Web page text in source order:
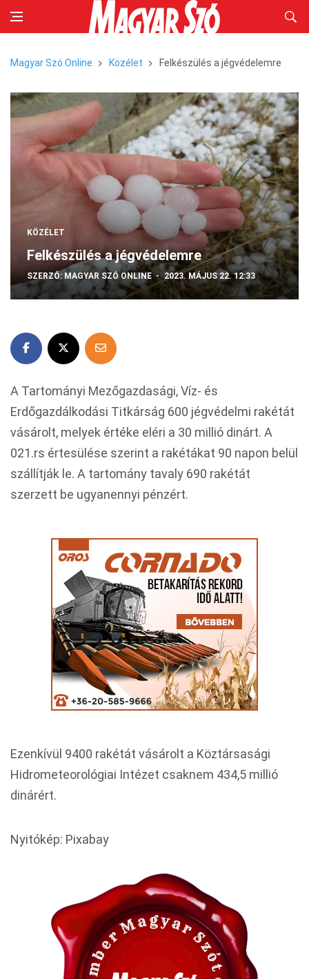
Magyar Szó Online Közélet Felkészülés a jégvédelemre
KÖZÉLET
Felkészülés a jégvédelemre
SZERZŐ: MAGYAR SZÓ ONLINE 2023. MÁJUS 22. 12:33
A Tartományi Mezőgazdasági, Víz- és
Erdőgazdálkodási Titkárság 600 jégvédelmi rakétát
vásárolt, melyek értéke eléri a 30 millió dinárt. A
021.rs értesülése szerint a rakétákat 90 napon belül
szállítják le. A tartomány tavaly 690 rakétát
szerzett be ugyanennyi pénzért.
Ezenkívül 9400 rakétát vásárolt a Köztársasági
Hidrometeorológiai Intézet csaknem 434,5 millió
dinárért.
Nyitókép: Pixabay